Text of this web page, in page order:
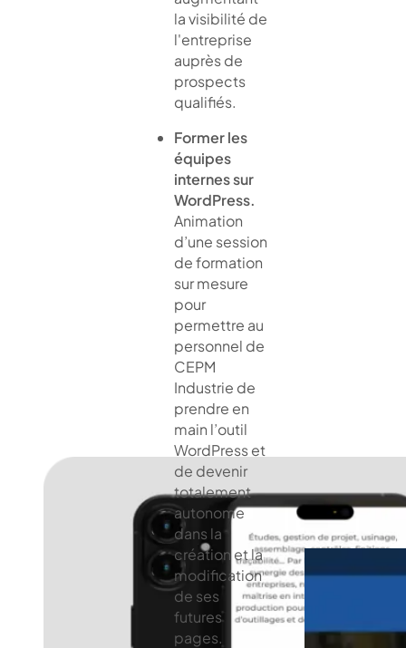
la visibilité de
l'entreprise
auprès de
prospects
qualifiés.
Former les
équipes
internes sur
WordPress.
Animation
d’une session
de formation
sur mesure
pour
permettre au
personnel de
CEPM
Industrie de
prendre en
main l’outil
WordPress et
de devenir
totalement
autonome
dans la
création et la
modification
de ses
futures
pages.